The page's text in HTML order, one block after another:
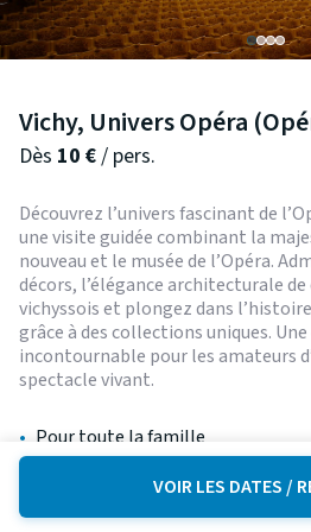
Vichy, Univers Opéra
Dès 10 €/ pers.
Découvrez l’univers fascinant de
une visite guidée combinant la
nouveau et le musée de l’Opéra.
décors, l’élégance architecturale
vichyssois et plongez dans
grâce à des collections uniques.
incontournable pour les amateurs
spectacle vivant.
• Pour toute la famille
•
VOIR LES DATES /